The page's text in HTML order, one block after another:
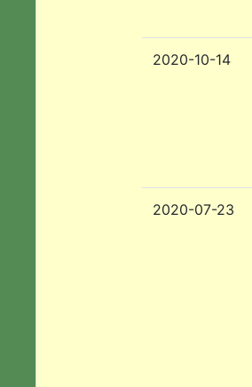
2020-10-14
2020-07-23